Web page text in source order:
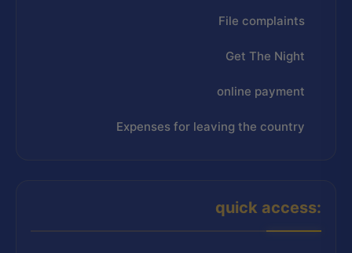
File complaints
Get The Night
online payment
Expenses for leaving the country
quick access: